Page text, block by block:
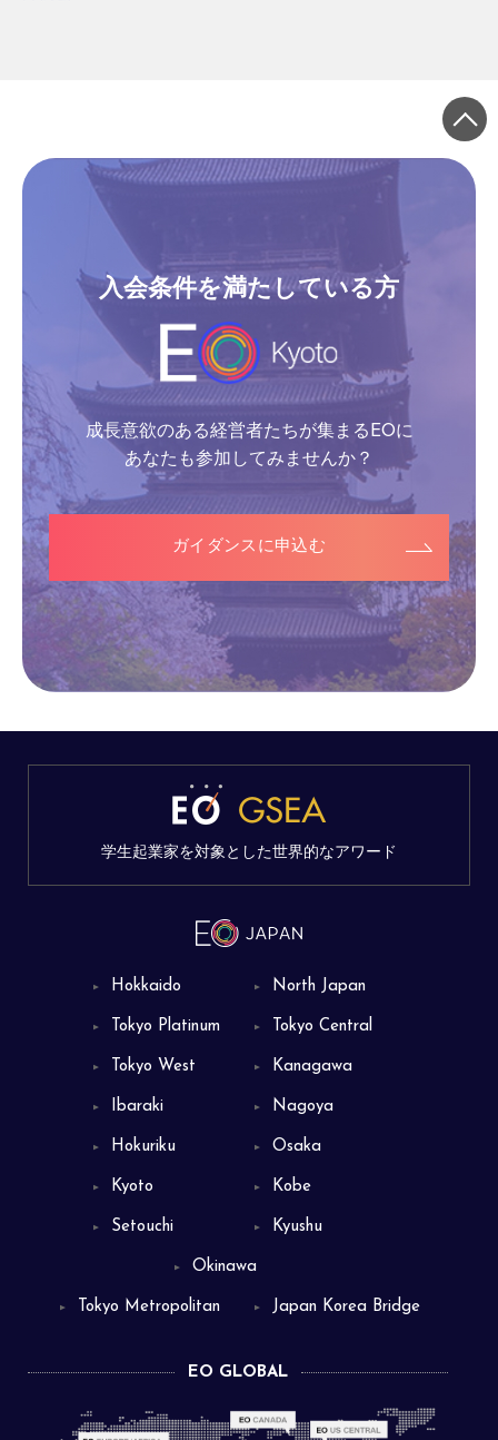
入会条件を満たしている方
成長意欲のある経営者たちが集まるEOに
あなたも参加してみませんか？
ガイダンスに申込む
▼ Hokkaido ▼ North Japan
▼ Tokyo Platinum ▼ Tokyo Central
▼ Tokyo West ▼ Kanagawa
▼ Ibaraki ▼ Nagoya
▼ Hokuriku ▼ Osaka
▼ Kyoto ▼ Kobe
▼ Setouchi ▼ Kyushu
▼ Okinawa
▼ Tokyo Metropolitan ▼ Japan Korea Bridge
EO GLOBAL
学生起業家を対象とした世界的なアワード